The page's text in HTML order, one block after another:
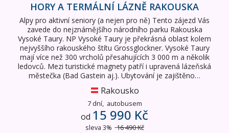
HORY A TERMÁLNÍ LÁZNĚ RAKOUSKA
Alpy pro aktivní seniory (a nejen pro ně) Tento zájezd Vás
zavede do nejznámějšího národního parku Rakouska
Vysoké Taury. NP Vysoké Taury je překrásná oblast kolem
nejvyššího rakouského štítu Grossglockner. Vysoké Taury
mají více než 300 vrcholů přesahujících 3 000 m a několik
ledovců. Mezi turistické magnety patří i upravená lázeňská
městečka (Bad Gastein aj.). Ubytování je zajištěno…
Rakousko
7 dní, autobusem
od 15 990 Kč
sleva 3% 16 490 Kč